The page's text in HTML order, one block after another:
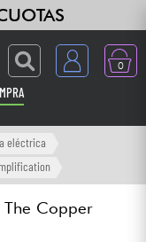
0
eléctrica
The Copper